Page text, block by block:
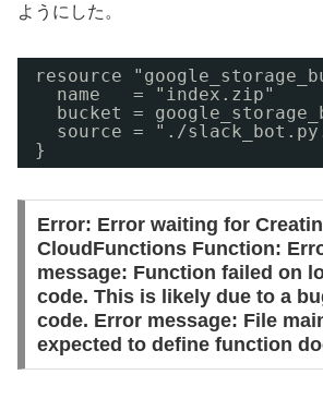
ようにした。
resource
name   = "index.zip"
bucket =
source = "./
}
Error: Error waiting for
CloudFunctions Function:
message: Function failed on
code. This is likely due to a
code. Error message: File
expected to define function